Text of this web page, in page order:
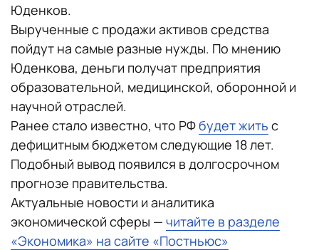
Юденков.
Вырученные с продажи активов средства
пойдут на самые разные нужды. По мнению
Юденкова, деньги получат предприятия
образовательной, медицинской, оборонной и
научной отраслей.
Ранее стало известно, что РФбудет жить с
дефицитным бюджетом следующие 18 лет.
Подобный вывод появился в долгосрочном
прогнозе правительства.
Актуальные новости и аналитика
экономической сферы — читайте в разделе
«Экономика» на сайте «Постньюс»